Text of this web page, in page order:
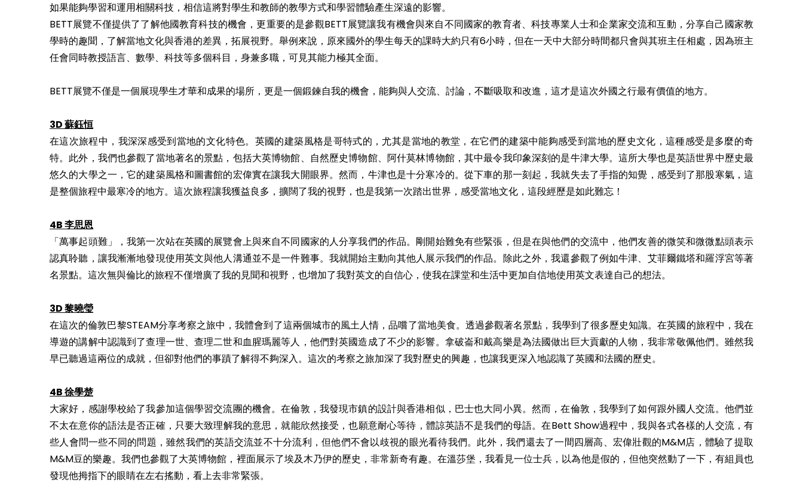
如果能夠學習和運用相關科技，相信這將對學生和教師的教學方式和學習體驗產生深遠的影響。
BETT展覽不僅提供了了解他國教育科技的機會，更重要的是參觀BETT展覽讓我有機會與來自不同國家的教育者、科技專業人士和企業家交流和互動，分享自己國家教
學時的趣聞，了解當地文化與香港的差異，拓展視野。舉例來說，原來國外的學生每天的課時大約只有6小時，但在一天中大部分時間都只會與其班主任相處，因為班主
任會同時教授語言、數學、科技等多個科目，身兼多職，可見其能力極其全面。
BETT展覽不僅是一個展現學生才華和成果的場所，更是一個鍛鍊自我的機會，能夠與人交流、討論，不斷吸取和改進，這才是這次外國之行最有價值的地方。
3D 蘇鈺恒
在這次旅程中，我深深感受到當地的文化特色。英國的建築風格是哥特式的，尤其是當地的教堂，在它們的建築中能夠感受到當地的歷史文化，這種感受是多麼的奇
特。此外，我們也參觀了當地著名的景點，包括大英博物館、自然歷史博物館、阿什莫林博物館，其中最令我印象深刻的是牛津大學。這所大學也是英語世界中歷史最
悠久的大學之一，它的建築風格和圖書館的宏偉實在讓我大開眼界。然而，牛津也是十分寒冷的。從下車的那一刻起，我就失去了手指的知覺，感受到了那股寒氣，這
是整個旅程中最寒冷的地方。這次旅程讓我獲益良多，擴闊了我的視野，也是我第一次踏出世界，感受當地文化，這段經歷是如此難忘！
4B 李思恩
「萬事起頭難」，我第一次站在英國的展覽會上與來自不同國家的人分享我們的作品。剛開始難免有些緊張，但是在與他們的交流中，他們友善的微笑和微微點頭表示
認真聆聽，讓我漸漸地發現使用英文與他人溝通並不是一件難事。我就開始主動向其他人展示我們的作品。除此之外，我還參觀了例如牛津、艾菲爾鐵塔和羅浮宮等著
名景點。這次無與倫比的旅程不僅增廣了我的見聞和視野，也增加了我對英文的自信心，使我在課堂和生活中更加自信地使用英文表達自己的想法。
3D 黎曉瑩
在這次的倫敦巴黎STEAM分享考察之旅中，我體會到了這兩個城市的風土人情，品嚐了當地美食。透過參觀著名景點，我學到了很多歷史知識。在英國的旅程中，我在
導遊的講解中認識到了查理一世、查理二世和血腥瑪麗等人，他們對英國造成了不少的影響。拿破崙和戴高樂是為法國做出巨大貢獻的人物，我非常敬佩他們。雖然我
早已聽過這兩位的成就，但卻對他們的事蹟了解得不夠深入。這次的考察之旅加深了我對歷史的興趣，也讓我更深入地認識了英國和法國的歷史。
4B 徐學楚
大家好，感謝學校給了我參加這個學習交流團的機會。在倫敦，我發現市鎮的設計與香港相似，巴士也大同小異。然而，在倫敦，我學到了如何跟外國人交流。他們並
不太在意你的語法是否正確，只要大致理解我的意思，就能欣然接受，也願意耐心等待，體諒英語不是我們的母語。在Bett Show過程中，我與各式各樣的人交流，有
些人會問一些不同的問題，雖然我們的英語交流並不十分流利，但他們不會以歧視的眼光看待我們。此外，我們還去了一間四層高、宏偉壯觀的M&M店，體驗了提取
M&M豆的樂趣。我們也參觀了大英博物館，裡面展示了埃及木乃伊的歷史，非常新奇有趣。在溫莎堡，我看見一位士兵，以為他是假的，但他突然動了一下，有組員也
發現他拇指下的眼睛在左右搖動，看上去非常緊張。